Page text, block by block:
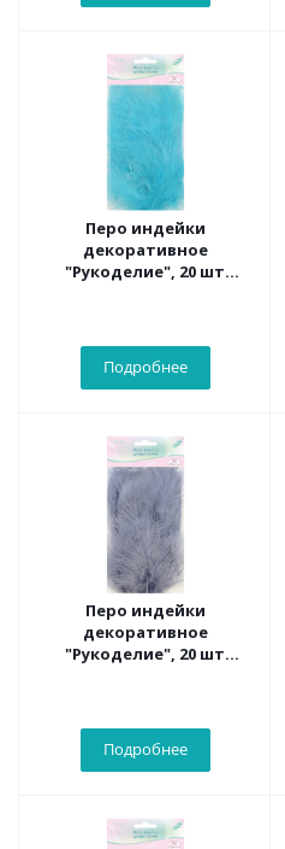
Перо индейки
декоративное
"Рукоделие", 20 шт
Подробнее
Перо индейки
декоративное
"Рукоделие", 20 шт
Подробнее